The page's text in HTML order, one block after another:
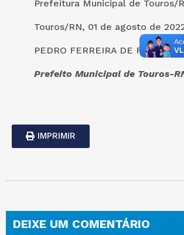
Prefeitura Municipal de Touros/
Touros/RN, 01 de agosto de
PEDRO FERREIRA DE FARIAS
Prefeito Municipal de Touros-
IMPRIMIR
DEIXE UM COMENTÁRIO